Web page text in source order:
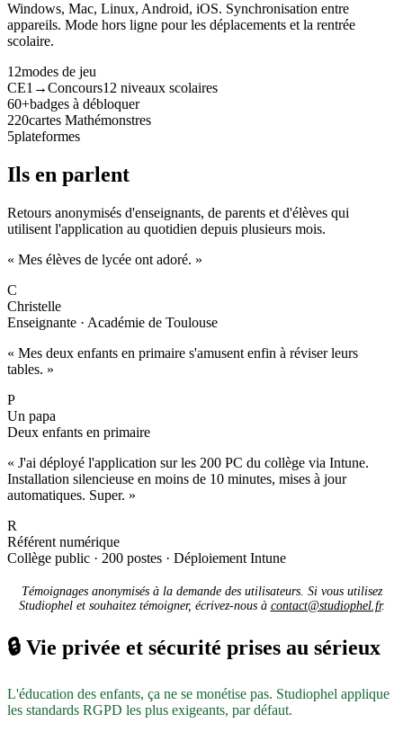
Windows, Mac, Linux, Android, iOS. Synchronisation entre
appareils. Mode hors ligne pour les déplacements et la rentrée
scolaire.
12modes de jeu
CE1→Concours12 niveaux scolaires
60+badges à débloquer
220cartes Mathémonstres
5plateformes
Ils en parlent
Retours anonymisés d'enseignants, de parents et d'élèves qui
utilisent l'application au quotidien depuis plusieurs mois.
« Mes élèves de lycée ont adoré. »
C
Christelle
Enseignante · Académie de Toulouse
« Mes deux enfants en primaire s'amusent enfin à réviser leurs
tables. »
P
Un papa
Deux enfants en primaire
« J'ai déployé l'application sur les 200 PC du collège via Intune.
Installation silencieuse en moins de 10 minutes, mises à jour
automatiques. Super. »
R
Référent numérique
Collège public · 200 postes · Déploiement Intune
Témoignages anonymisés à la demande des utilisateurs. Si vous utilisez
Studiophel et souhaitez témoigner, écrivez-nous à contact@studiophel.fr.
🔒 Vie privée et sécurité prises au sérieux
L'éducation des enfants, ça ne se monétise pas. Studiophel applique
les standards RGPD les plus exigeants, par défaut.